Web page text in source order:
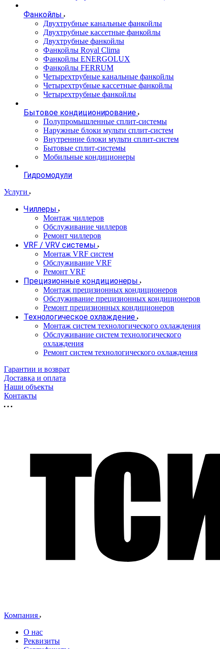
Фанкойлы
Двухтрубные канальные фанкойлы
Двухтрубные кассетные фанкойлы
Двухтрубные фанкойлы
Фанкойлы Royal Clima
Фанкойлы ENERGOLUX
Фанкойлы FERRUM
Четырехтрубные канальные фанкойлы
Четырехтрубные кассетные фанкойлы
Четырехтрубные фанкойлы
Бытовое кондиционирование
Полупромышленные сплит-системы
Наружные блоки мульти сплит-систем
Внутренние блоки мульти сплит-систем
Бытовые сплит-системы
Мобильные кондиционеры
Гидромодули
Услуги
Чиллеры
Монтаж чиллеров
Обслуживание чиллеров
Ремонт чиллеров
VRF / VRV системы
Монтаж VRF систем
Обслуживание VRF
Ремонт VRF
Прецизионные кондиционеры
Монтаж прецизионных кондиционеров
Обслуживание прецизионных кондиционеров
Ремонт прецизионных кондиционеров
Технологическое охлаждение
Монтаж систем технологического охлаждения
Обслуживание систем технологического
охлаждения
Ремонт систем технологического охлаждения
Гарантии и возврат
Доставка и оплата
Наши объекты
Контакты
Компания
О нас
Реквизиты